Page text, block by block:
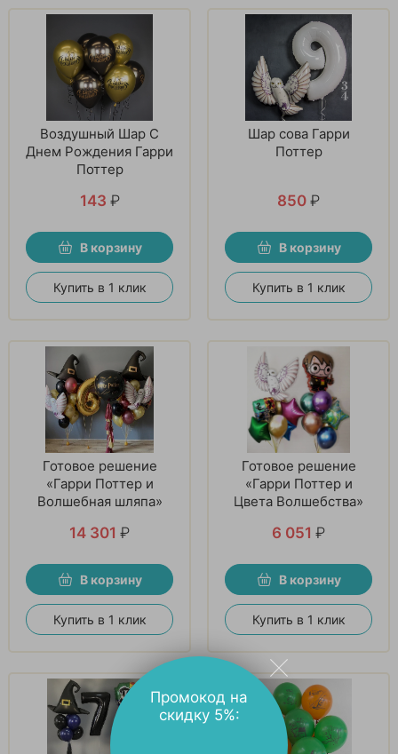
Воздушный Шар С
Днем Рождения Гарри
Поттер
143 ₽
В корзину
Купить в 1 клик
Шар сова Гарри
Поттер
850 ₽
В корзину
Купить в 1 клик
Готовое решение
«Гарри Поттер и
Волшебная шляпа»
14 301 ₽
В корзину
Купить в 1 клик
Готовое решение
«Гарри Поттер и
Цвета Волшебства»
6 051 ₽
В корзину
Купить в 1 клик
Промокод на
скидку 5%: